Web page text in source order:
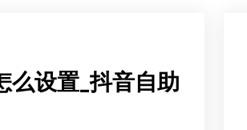
么设置_抖音自助